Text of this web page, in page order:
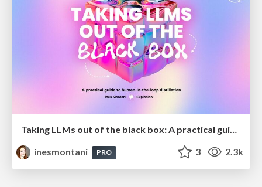
Taking LLMs out of the black box: A practical guide to human-in-the-loop distillation
inesmontani
PRO 3 2.3k